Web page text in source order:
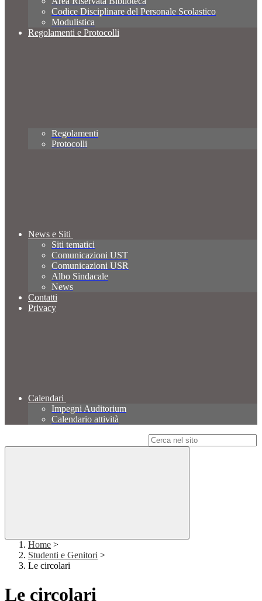
Codice Disciplinare del Personale Scolastico
Modulistica
Regolamenti e Protocolli
Regolamenti
Protocolli
News e Siti
Siti tematici
Comunicazioni UST
Comunicazioni USR
Albo Sindacale
News
Contatti
Privacy
Calendari
Impegni Auditorium
Calendario attività
Home >
Studenti e Genitori >
Le circolari
Le circolari